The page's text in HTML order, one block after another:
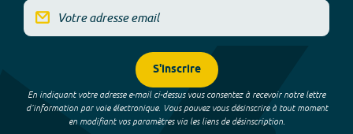
S'inscrire
En indiquant votre adresse e-mail ci-dessus vous consentez à recevoir notre lettre
d’information par voie électronique. Vous pouvez vous désinscrire à tout moment
en modifiant vos paramètres via les liens de désinscription.